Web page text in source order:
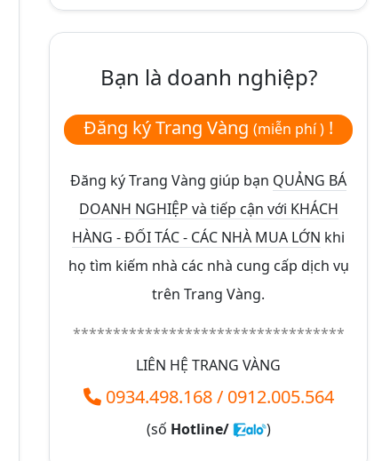
Bạn là doanh nghiệp?
Đăng ký Trang Vàng (miễn phí ) !
Đăng ký Trang Vàng giúp bạn QUẢNG BÁ
DOANH NGHIỆP và tiếp cận với KHÁCH
HÀNG - ĐỐI TÁC - CÁC NHÀ MUA LỚN khi
họ tìm kiếm nhà các nhà cung cấp dịch vụ
trên Trang Vàng.
**********************************
LIÊN HỆ TRANG VÀNG
0934.498.168/ 0912.005.564
(số Hotline/ )